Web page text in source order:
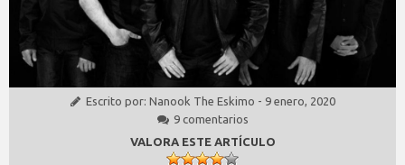
Escrito por: Nanook The Eskimo - 9 enero, 2020
9 comentarios
VALORA ESTE ARTÍCULO